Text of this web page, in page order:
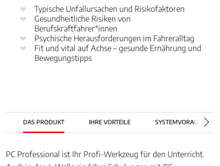
Typische Unfallursachen und Risikofaktoren
Gesundheitliche Risiken von
Berufskraftfahrer*innen
Psychische Herausforderungen im Fahreralltag
Fit und vital auf Achse – gesunde Ernährung und
Bewegungstipps
DAS PRODUKT IHRE VORTEILE
PC Professional ist Ihr Profi-Werkzeug für den Unterricht.